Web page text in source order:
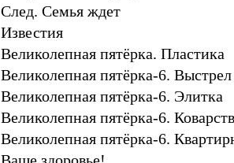
След. Семья ждет
Известия
Великолепная пятёрка. Пластика
Великолепная пятёрка-6. Выстрел
Великолепная пятёрка-6. Элитка
Великолепная пятёрка-6.
Великолепная пятёрка-6.